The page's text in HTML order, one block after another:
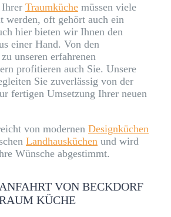
Ihrer Traumküche müssen viele
werden, oft gehört auch ein
hier bieten wir Ihnen den
einer Hand. Von den
unseren erfahrenen
profitieren auch Sie. Unsere
Sie zuverlässig von der
fertigen Umsetzung Ihrer neuen
von modernen Designküchen
Landhausküchen und wird
Wünsche abgestimmt.
VON BECKDORF
KÜCHE